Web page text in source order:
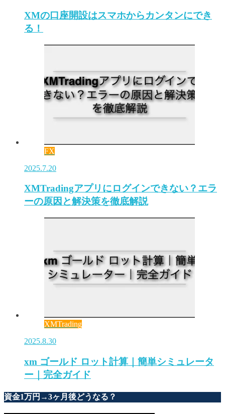
XMの口座開設はスマホからカンタンにでき
る！
FX
2025.7.20
XMTradingアプリにログインできない？エラ
ーの原因と解決策を徹底解説
XMTrading
2025.8.30
xm ゴールド ロット計算｜簡単シミュレータ
ー｜完全ガイド
資金1万円→3ヶ月後どうなる？